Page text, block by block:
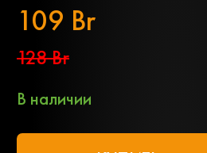
109 Br
128 Br
В наличии